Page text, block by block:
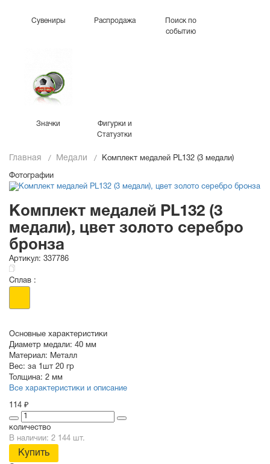
Сувениры Распродажа
Поиск по
событию
Значки
Фигурки и
Статуэтки
Главная Медали Комплект медалей PL132 (3 медали)
Фотографии
Комплект медалей PL132 (3
медали), цвет золото серебро
бронза
Артикул: 337786
Сплав :
Основные характеристики
Диаметр медали: 40 мм
Материал: Металл
Вес: за 1шт 20 гр
Толщина: 2 мм
Все характеристики и описание
114 ₽
количество
В наличии: 2 144 шт.
Купить